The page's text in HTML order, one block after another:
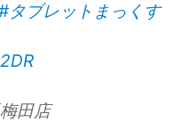
タブレットまっくす
田店